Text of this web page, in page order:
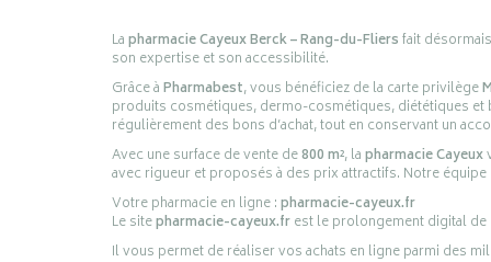
Lapharmacie Cayeux Berck – Rang-du-Fliersfait
son expertise et son accessibilité.
Grâce àPharmabest, vous bénéficiez de la carte privilège
produits cosmétiques, dermo-cosmétiques, diététiques
régulièrement des bons d’achat, tout en conservant un
Avec une surface de vente de800 m², lapharmacie Cayeux
avec rigueur et proposés à des prix attractifs. Notre
Votre pharmacie en ligne :pharmacie-cayeux.fr
Le sitepharmacie-cayeux.frest le prolongement digital de
Il vous permet de réaliser vos achats en ligne parmi des